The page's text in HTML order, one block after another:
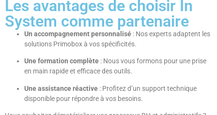
Les avantages de choisir In
System comme partenaire
Un accompagnement personnalisé : Nos experts adaptent les
solutions Primobox à vos spécificités.
Une formation complète : Nous vous formons pour une prise
en main rapide et efficace des outils.
Une assistance réactive : Profitez d’un support technique
disponible pour répondre à vos besoins.